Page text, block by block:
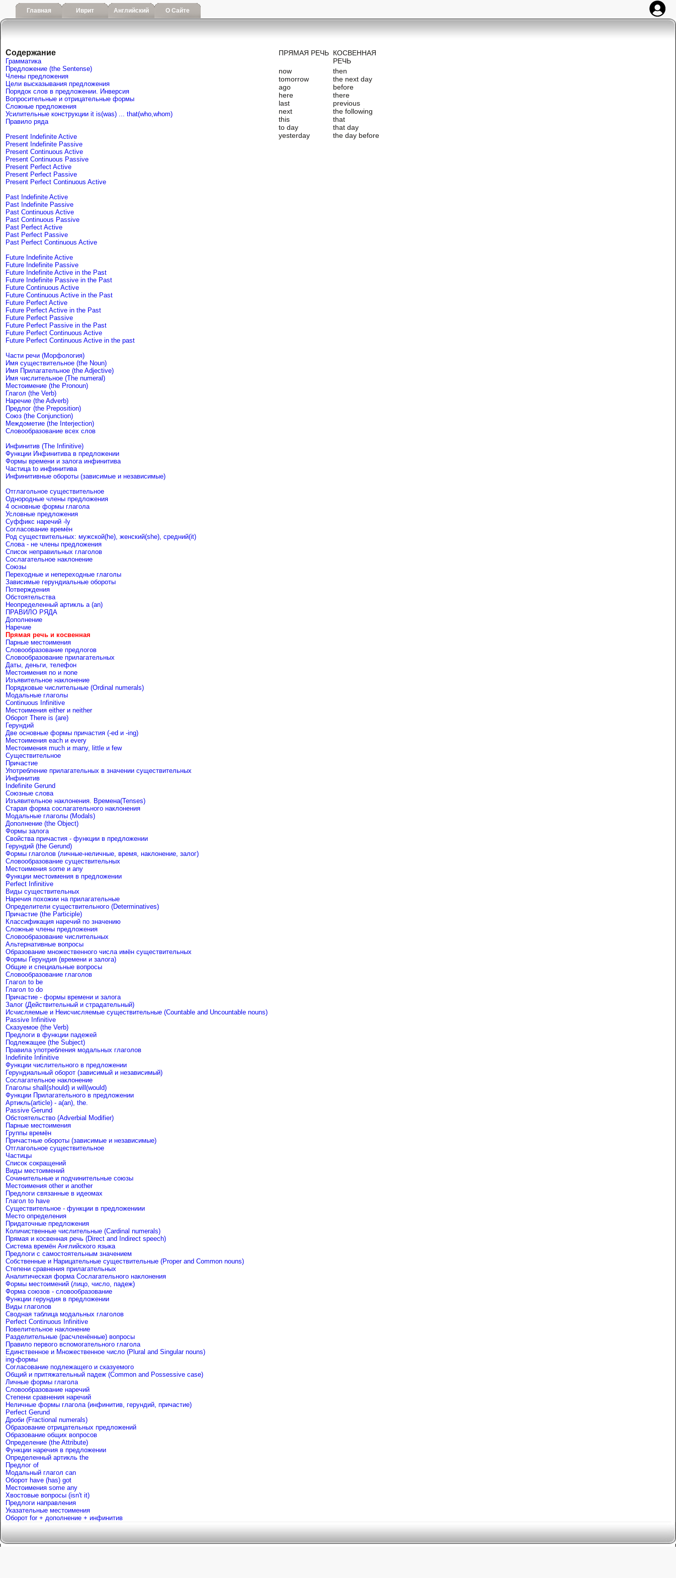
Главная Иврит Английский О Сайте
Содержание
Грамматика
Предложение (the Sentense)
Члены предложения
Цели высказывания предложения
Порядок слов в предложении. Инверсия
Вопросительные и отрицательные формы
Сложные предложения
Усилительные конструкции it is(was) ... that(who,whom)
Правило ряда
Present Indefinite Active
Present Indefinite Passive
Present Continuous Active
Present Continuous Passive
Present Perfect Active
Present Perfect Passive
Present Perfect Continuous Active
Past Indefinite Active
Past Indefinite Passive
Past Continuous Active
Past Continuous Passive
Past Perfect Active
Past Perfect Passive
Past Perfect Continuous Active
Future Indefinite Active
Future Indefinite Passive
Future Indefinite Active in the Past
Future Indefinite Passive in the Past
Future Continuous Active
Future Continuous Active in the Past
Future Perfect Active
Future Perfect Active in the Past
Future Perfect Passive
Future Perfect Passive in the Past
Future Perfect Continuous Active
Future Perfect Continuous Active in the past
Части речи (Морфология)
Имя существительное (the Noun)
Имя Прилагательное (the Adjective)
Имя числительное (The numeral)
Местоимение (the Pronoun)
Глагол (the Verb)
Наречие (the Adverb)
Предлог (the Preposition)
Союз (the Conjunction)
Междометие (the Interjection)
Словообразование всех слов
Инфинитив (The Infinitive)
Функции Инфинитива в предложении
Формы времени и залога инфинитива
Частица to инфинитива
Инфинитивные обороты (зависимые и независимые)
Отглагольное существительное
Однородные члены предложения
4 основные формы глагола
Условные предложения
Cуффикс наречий -ly
Согласование времён
Род существительных: мужской(he), женский(she), средний(it)
Слова - не члены предложения
Список неправильных глаголов
Сослагательное наклонение
Союзы
Переходные и непереходные глаголы
Зависимые герундиальные обороты
Потверждения
Обстоятельства
Неопределенный артикль a (an)
ПРАВИЛО РЯДА
Дополнение
Наречие
Прямая речь и косвенная
Парные местоимения
Словообразование предлогов
Словообразование прилагательных
Даты, деньги, телефон
Местоимения no и none
Изъявительное наклонение
Порядковые числительные (Ordinal numerals)
Модальные глаголы
Continuous Infinitive
Местоимения either и neither
Оборот There is (are)
Герундий
Две основные формы причастия (-ed и -ing)
Местоимения each и every
Местоимения much и many, little и few
Существительное
Причастие
Употребление прилагательных в значении существительных
Инфинитив
Indefinite Gerund
Союзные слова
Изъявительное наклонения. Времена(Tenses)
Старая форма сослагательного наклонения
Модальные глаголы (Modals)
Дополнение (the Object)
Формы залога
Свойства причастия - функции в предложении
Герундий (the Gerund)
Формы глаголов (личные-неличные, время, наклонение, залог)
Словообразование существительных
Местоимения some и any
Функции местоимения в предложении
Perfect Infinitive
Виды существительных
Наречия похожии на прилагательные
Определители существительного (Determinatives)
Причастие (the Participle)
Классификация наречий по значению
Сложные члены предложения
Словообразование числительных
Альтернативные вопросы
Образование множественного числа имён существительных
Формы Герундия (времени и залога)
Общие и специальные вопросы
Словообразование глаголов
Глагол to be
Глагол to do
Причастие - формы времени и залога
Залог (Действительный и страдательный)
Исчисляемые и Неисчисляемые существительные (Countable and Uncountable nouns)
Passive Infinitive
Сказуемое (the Verb)
Предлоги в функции падежей
Подлежащее (the Subject)
Правила употребления модальных глаголов
Indefinite Infinitive
Функции числительного в предложении
Герундиальный оборот (зависимый и независимый)
Сослагательное наклонение
Глаголы shall(should) и will(would)
Функции Прилагательного в предложении
Артикль(article) - a(an), the.
Passive Gerund
Обстоятельство (Adverbial Modifier)
Парные местоимения
Группы времён
Причастные обороты (зависимые и независимые)
Отглагольное существительное
Частицы
Список сокращений
Виды местоимений
Сочинительные и подчинительные союзы
Местоимения other и another
Предлоги связанные в идеомах
Глагол to have
Существительное - функции в предложениии
Место определения
Придаточные предложения
Количиственные числительные (Cardinal numerals)
Прямая и косвенная речь (Direct and Indirect speech)
Система времён Английского языка
Предлоги с самостоятельным значением
Собственные и Нарицательные cуществительные (Proper and Common nouns)
Степени сравнения прилагательных
Аналитическая форма Сослагательного наклонения
Формы местоимений (лицо, число, падеж)
Форма союзов - словообразование
Функции герундия в предложении
Виды глаголов
Сводная таблица модальных глаголов
Perfect Continuous Infinitive
Повелительное наклонение
Разделительные (расчленённые) вопросы
Правило первого вспомогательного глагола
Единственное и Множественное число (Plural and Singular nouns)
ing-формы
Согласование подлежащего и сказуемого
Общий и притяжательный падеж (Common and Possessive case)
Личные формы глагола
Словообразование наречий
Степени сравнения наречий
Неличные формы глагола (инфинитив, герундий, причастие)
Perfect Gerund
Дроби (Fractional numerals)
Образование отрицательных предложений
Образование общих вопросов
Определение (the Attribute)
Функции наречия в предложении
Определенный артикль the
Предлог of
Mодальный глагол can
Оборот have (has) got
Местоимения some any
Хвостовые вопросы (isn't it)
Предлоги направления
Указательные местоимения
Оборот for + дополнение + инфинитив
ПРЯМАЯ РЕЧЬ КОСВЕННАЯ
РЕЧЬ
now
tomorrow
ago
here
last
next
this
to day
yesterday
then
the next day
before
there
previous
the following
that
that day
the day before